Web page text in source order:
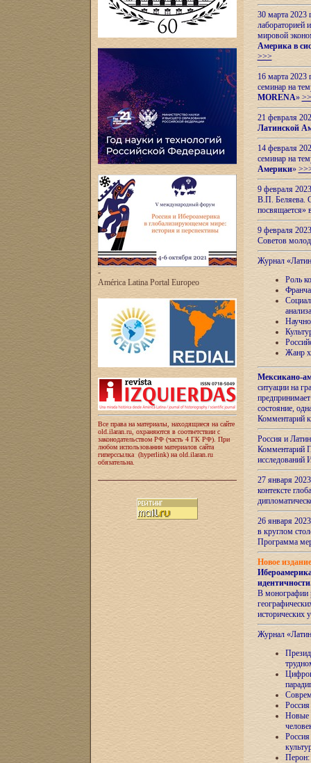
-
América Latina Portal Europeo
Все права на материалы, находящиеся на сайте
old.ilaran.ru, охраняются в соответствии с
законодательством РФ (часть 4 ГК РФ). При
любом использовании материалов сайта
гиперссылка (hyperlink) на old.ilaran.ru
обязательна.
30 марта 2023
лабораторией
мировой
Америка в
>>>
16 марта 2023
семинар на
MORENA»
21 февраля
Латинской
14 февраля
семинар на
Америки»
9 февраля
В.П. Беляева.
посвящается»
9 февраля
Советов
Журнал
Роль
анализа
Жанр
Мексикано-
ситуации на
состояние,
Комментарий
Россия и
Комментарий
27 января
контексте
26 января
в круглом
Программа
Новое
идентичности
В монографии
исторических
Журнал
Новые
Перон: